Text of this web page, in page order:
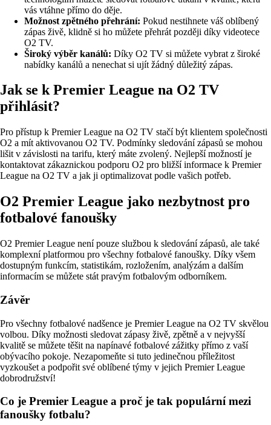
vás vtáhne přímo do děje.
Možnost zpětného přehrání: Pokud nestihnete váš oblíbený
zápas živě, klidně si ho můžete přehrát později díky videotece
O2 TV.
Široký výběr kanálů: Díky O2 TV si můžete vybrat z široké
nabídky kanálů a nenechat si ujít žádný důležitý zápas.
Jak se k Premier League na O2 TV
přihlásit?
Pro přístup k Premier League na O2 TV stačí být klientem společnosti
O2 a mít aktivovanou O2 TV. Podmínky sledování zápasů se mohou
lišit v závislosti na tarifu, který máte zvolený. Nejlepší možností je
kontaktovat zákaznickou podporu O2 pro bližší informace k Premier
League na O2 TV a jak ji optimalizovat podle vašich potřeb.
O2 Premier League jako nezbytnost pro
fotbalové fanoušky
O2 Premier League není pouze službou k sledování zápasů, ale také
komplexní platformou pro všechny fotbalové fanoušky. Díky všem
dostupným funkcím, statistikám, rozložením, analýzám a dalším
informacím se můžete stát pravým fotbalovým odborníkem.
Závěr
Pro všechny fotbalové nadšence je Premier League na O2 TV skvělou
volbou. Díky možnosti sledovat zápasy živě, zpětně a v nejvyšší
kvalitě se můžete těšit na napínavé fotbalové zážitky přímo z vaší
obývacího pokoje. Nezapomeňte si tuto jedinečnou příležitost
vyzkoušet a podpořit své oblíbené týmy v jejich Premier League
dobrodružství!
Co je Premier League a proč je tak populární mezi
fanoušky fotbalu?